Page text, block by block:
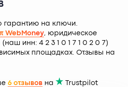
гарантию на ключи.
WebMoney, юридическое
инн: 4 2 3 1 0 1 7 1 0 2 0 7)
площадках. Отзывы на
6 отзывов на Trustpilot